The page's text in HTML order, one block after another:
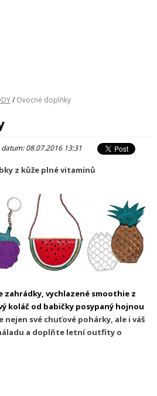
/ Ovocné doplňky
datum: 08.07.2016 13:31
z kůže plné vitaminů
zahrádky, vychlazené smoothie z
koláč od babičky posypaný hojnou
nejen své chuťové pohárky, ale i váš
a doplňte letní outfity o